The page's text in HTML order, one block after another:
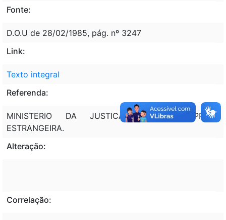
Fonte:
D.O.U de 28/02/1985, pág. nº 3247
Link:
Texto integral
Referenda:
MINISTERIO DA JUSTICA - MJ; EMPRESA
ESTRANGEIRA.
Alteração:
Correlação: